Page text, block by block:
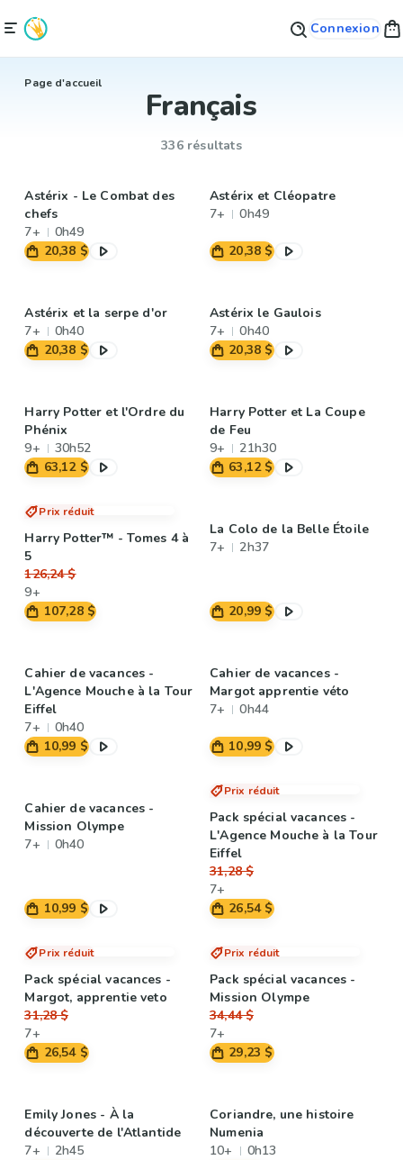
Connexion
Page d'accueil
Français
336 résultats
Astérix - Le Combat des
chefs
7+
0h49
20,38 $
Astérix et Cléopatre
7+
0h49
20,38 $
Astérix et la serpe d'or
7+
0h40
20,38 $
Astérix le Gaulois
7+
0h40
20,38 $
Harry Potter et l'Ordre du
Phénix
9+
30h52
63,12 $
Harry Potter et La Coupe
de Feu
9+
21h30
63,12 $
Prix réduit
Harry Potter™ - Tomes 4 à
5
126,24 $
9+
107,28 $
La Colo de la Belle Étoile
7+
2h37
20,99 $
Cahier de vacances -
L'Agence Mouche à la Tour
Eiffel
7+
0h40
10,99 $
Cahier de vacances -
Margot apprentie véto
7+
0h44
10,99 $
Cahier de vacances -
Mission Olympe
7+
0h40
10,99 $
Prix réduit
Pack spécial vacances -
L'Agence Mouche à la Tour
Eiffel
31,28 $
7+
26,54 $
Prix réduit
Pack spécial vacances -
Margot, apprentie veto
31,28 $
7+
26,54 $
Prix réduit
Pack spécial vacances -
Mission Olympe
34,44 $
7+
29,23 $
Emily Jones - À la
découverte de l'Atlantide
7+
2h45
Coriandre, une histoire
Numenia
10+
0h13